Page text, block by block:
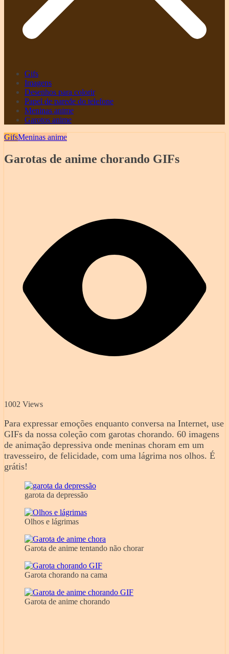
Gifs
Imagens
Desenhos para colorir
Papel de parede do telefone
Meninas anime
Garotos anime
GifsMeninas anime
Garotas de anime chorando GIFs
1002 Views
Para expressar emoções enquanto conversa na Internet, use
GIFs da nossa coleção com garotas chorando. 60 imagens
de animação depressiva onde meninas choram em um
travesseiro, de felicidade, com uma lágrima nos olhos. É
grátis!
garota da depressão
Olhos e lágrimas
Garota de anime tentando não chorar
Garota chorando na cama
Garota de anime chorando